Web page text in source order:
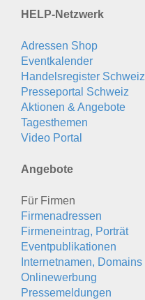
HELP-Netzwerk
Adressen Shop
Eventkalender
Handelsregister Schweiz
Presseportal Schweiz
Aktionen & Angebote
Tagesthemen
Video Portal
Angebote
Für Firmen
Firmenadressen
Firmeneintrag, Porträt
Eventpublikationen
Internetnamen, Domains
Onlinewerbung
Pressemeldungen